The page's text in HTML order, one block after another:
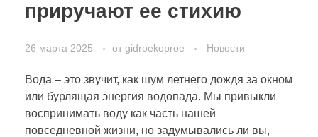
приручают ее стихию
26 марта 2025 от gidroekoproe Новости
Вода – это звучит, как шум летнего дождя за окном
или бурлящая энергия водопада. Мы привыкли
воспринимать воду как часть нашей
повседневной жизни, но задумывались ли вы,